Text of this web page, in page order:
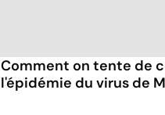
Comment on tente de
l'épidémie du virus de